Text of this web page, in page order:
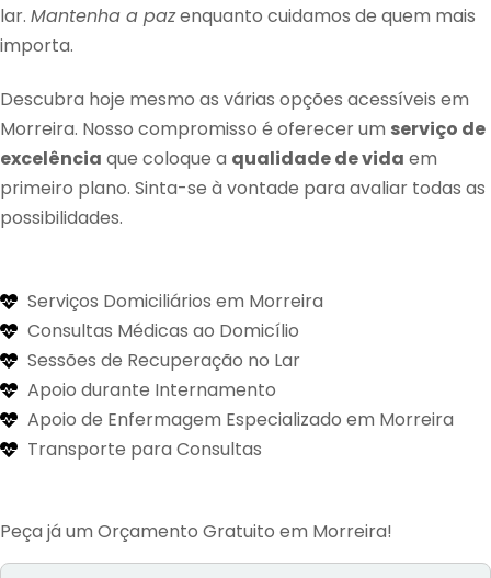
lar. Mantenha a pazenquanto cuidamos de quem mais
importa.
Descubra hoje mesmo as várias opções acessíveis em
Morreira. Nosso compromisso é oferecer um serviço de
excelência que coloque a qualidade de vida em
primeiro plano. Sinta-se à vontade para avaliar todas as
possibilidades.
Serviços Domiciliários em Morreira
Consultas Médicas ao Domicílio
Sessões de Recuperação no Lar
Apoio durante Internamento
Apoio de Enfermagem Especializado em Morreira
Transporte para Consultas
Peça já um Orçamento Gratuito em Morreira!